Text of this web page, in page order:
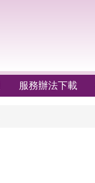
服務辦法下載